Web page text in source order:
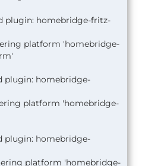
plugin: homebridge-fritz-
platform 'homebridge-
plugin: homebridge-
platform 'homebridge-
plugin: homebridge-
platform 'homebridge-